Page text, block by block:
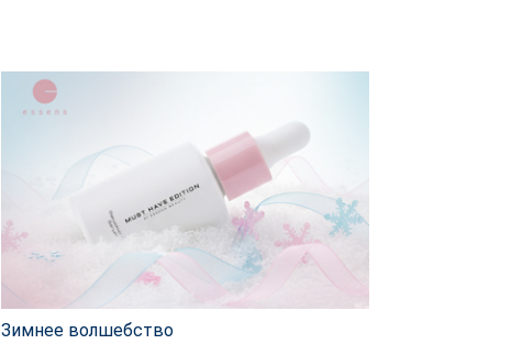
Зимнее волшебство